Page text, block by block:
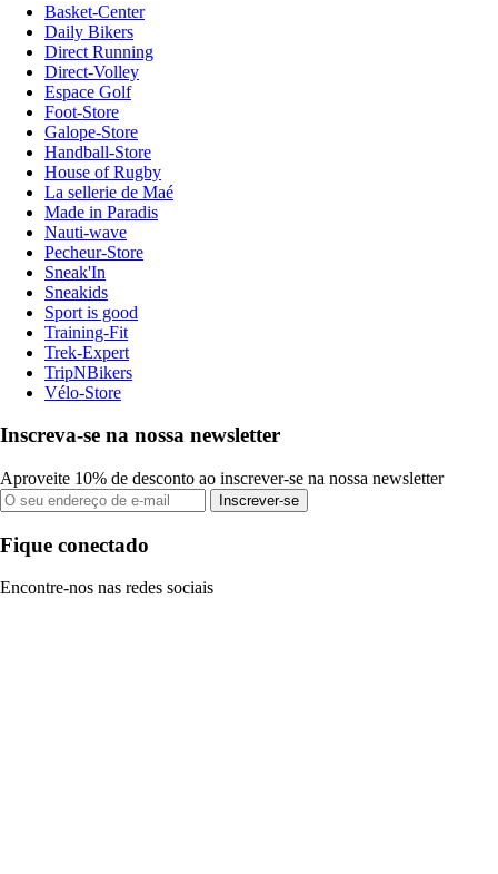
Basket-Center
Daily Bikers
Direct Running
Direct-Volley
Espace Golf
Foot-Store
Galope-Store
Handball-Store
House of Rugby
La sellerie de Maé
Made in Paradis
Nauti-wave
Pecheur-Store
Sneak'In
Sneakids
Sport is good
Training-Fit
Trek-Expert
TripNBikers
Vélo-Store
Inscreva-se na nossa newsletter
Aproveite 10% de desconto ao inscrever-se na nossa newsletter
Inscrever-se
Fique conectado
Encontre-nos nas redes sociais